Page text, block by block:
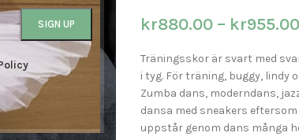
kr880.00 – kr955.00
Träningsskor är svart med
i tyg. För träning, buggy, lindy
Zumba dans, moderndans,
dansa med sneakers
uppstår genom dans många